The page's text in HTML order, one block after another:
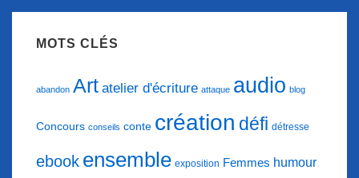
MOTS CLÉS
abandon Art atelier d'écriture attaque audio blog
Concours conseils conte création défi détresse
ebook ensemble exposition Femmes humour